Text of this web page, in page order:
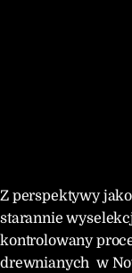
Z perspektywy
starannie
kontrolowany
drewnianych w